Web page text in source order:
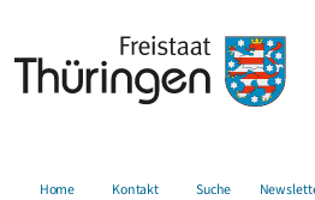
Home Kontakt Suche